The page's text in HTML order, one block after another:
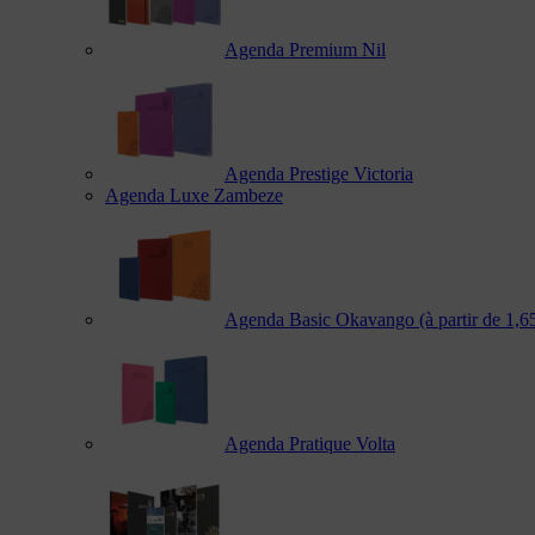
Agenda Premium Nil
Agenda Prestige Victoria
Agenda Luxe Zambeze
Agenda Basic Okavango (à partir de
Agenda Pratique Volta